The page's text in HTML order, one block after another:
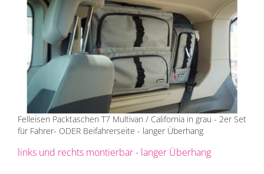
Felleisen Packtaschen T7 Multivan / California in grau - 2er Set
für Fahrer- ODER Beifahrerseite - langer Überhang
links und rechts montierbar - langer Überhang